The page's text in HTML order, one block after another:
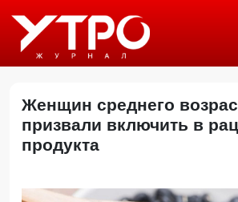
Женщин среднего
призвали включить в
продукта